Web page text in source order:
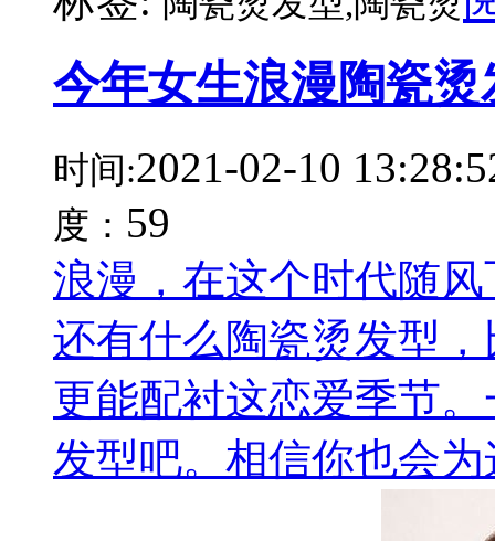
今年女生浪漫陶瓷
时间:2021-02-10
度： 59
浪漫，在这个时代随
还有什么陶瓷烫发型
更能配衬这恋爱季节
发型吧。相信你也会